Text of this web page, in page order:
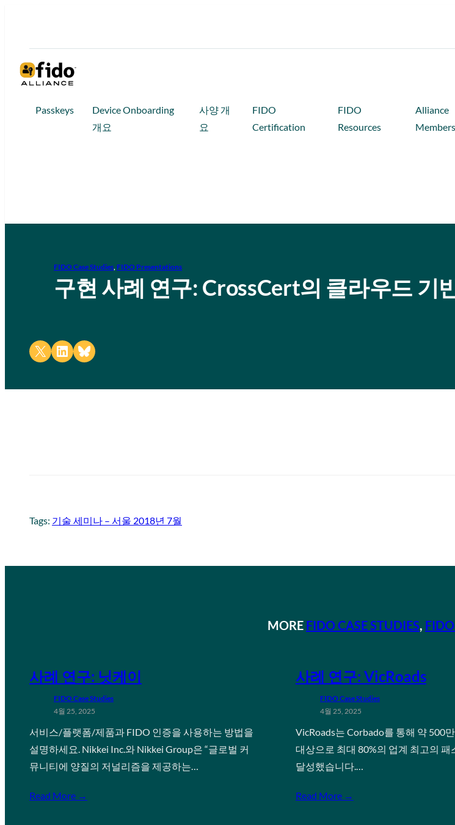
Passkeys
Device Onboarding
개요
사양 개
요
FIDO
Certification
FIDO
Resources
Alliance
FIDO Case Studies, FIDO Presentations
구현 사례 연구: CrossCert의 클라우드 기
Share on X Share on LinkedIn
Share on Bluesky
Tags: 기술 세미나 – 서울 2018년 7월
MORE FIDO CASE STUDIES,
사례 연구: 닛케이
FIDO Case Studies
4월 25, 2025
서비스/플랫폼/제품과 FIDO 인증을 사용하는 방법을
설명하세요. Nikkei Inc.와 Nikkei Group은 “글로벌 커
뮤니티에 양질의 저널리즘을 제공하는…
Read More →
사례 연구: VicRoads
FIDO Case Studies
4월 25, 2025
VicRoads는 Corbado를 통해 약 500
대상으로 최대 80%의 업계 최고의 패
달성했습니다.…
Read More →